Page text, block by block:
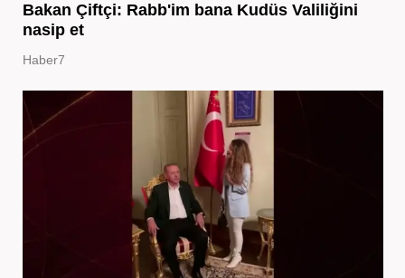
Bakan Çiftçi: Rabb'im bana Kudüs Valiliğini
nasip et
Haber7